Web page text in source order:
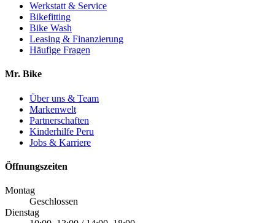
Werkstatt & Service
Bikefitting
Bike Wash
Leasing & Finanzierung
Häufige Fragen
Mr. Bike
Über uns & Team
Markenwelt
Partnerschaften
Kinderhilfe Peru
Jobs & Karriere
Öffnungszeiten
Montag
Geschlossen
Dienstag